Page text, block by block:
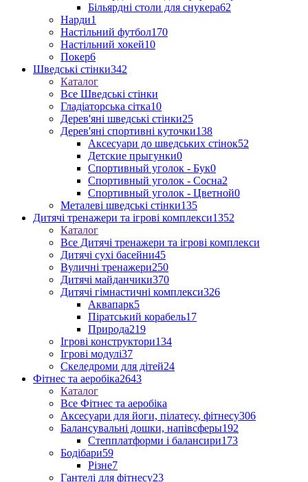
Більярдні столи для снукера62
Нарди1
Настільний футбол170
Настільний хокей10
Покер6
Шведські стінки342
Каталог
Все Шведські стінки
Гладіаторська сітка10
Дерев'яні шведські стінки25
Дерев'яні спортивні куточки138
Аксесуари до шведських стінок52
Детские прыгунки0
Спортивный уголок - Бук0
Спортивный уголок - Сосна2
Спортивный уголок - Цветной0
Металеві шведські стінки135
Дитячі тренажери та ігрові комплекси1352
Каталог
Все Дитячі тренажери та ігрові комплекси
Дитячі сухі басейни45
Вуличні тренажери250
Дитячі майданчики370
Дитячі гімнастичні комплекси326
Аквапарк5
Піратський корабель17
Природа219
Ігрові конструктори134
Ігрові модулі37
Скеледроми для дітей24
Фітнес та аеробіка2643
Каталог
Все Фітнес та аеробіка
Аксесуари для йоги, пілатесу, фітнесу306
Балансувальні дошки, напівсферы192
Степплатформи і балансири173
Бодібари59
Різне7
Гантелі для фітнесу23